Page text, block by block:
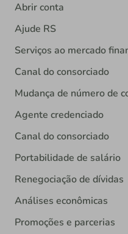
Abrir conta
Ajude RS
Serviços ao mercado
Canal do consorciado
Mudança de número de
Agente credenciado
Canal do consorciado
Portabilidade de salário
Renegociação de dívidas
Análises econômicas
Promoções e parcerias